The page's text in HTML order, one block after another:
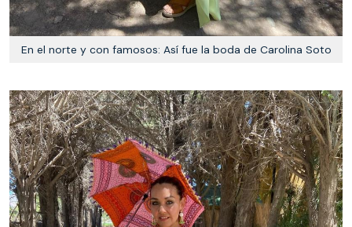
En el norte y con famosos: Así fue la boda de Carolina Soto